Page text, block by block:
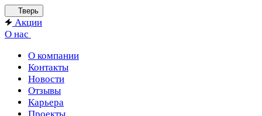
Тверь
Акции
О нас
О компании
Контакты
Новости
Отзывы
Карьера